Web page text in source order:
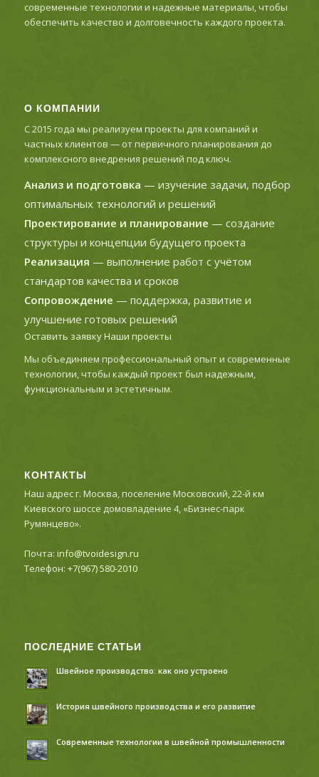
современные технологии и надежные материалы, чтобы
обеспечить качество и долговечность каждого проекта.
О КОМПАНИИ
С 2015 года мы реализуем проекты для компаний и
частных клиентов — от первичного планирования до
комплексного внедрения решений под ключ.
Анализ и подготовка — изучение задачи, подбор
оптимальных технологий и решений
Проектирование и планирование — создание
структуры и концепции будущего проекта
Реализация — выполнение работ с учётом
стандартов качества и сроков
Сопровождение — поддержка, развитие и
улучшение готовых решений
Оставить заявкуНаши проекты
Мы объединяем профессиональный опыт и современные
технологии, чтобы каждый проект был надежным,
функциональным и эстетичным.
КОНТАКТЫ
Наш адрес г. Москва, поселение Московский, 22-й км
Киевского шоссе домовладение 4, «Бизнес-парк
Румянцево».
Почта: info@tvoidesign.ru
Телефон: +7(967) 580-2010
ПОСЛЕДНИЕ СТАТЬИ
Швейное производство: как оно устроено
История швейного производства и его развитие
Современные технологии в швейной промышленности